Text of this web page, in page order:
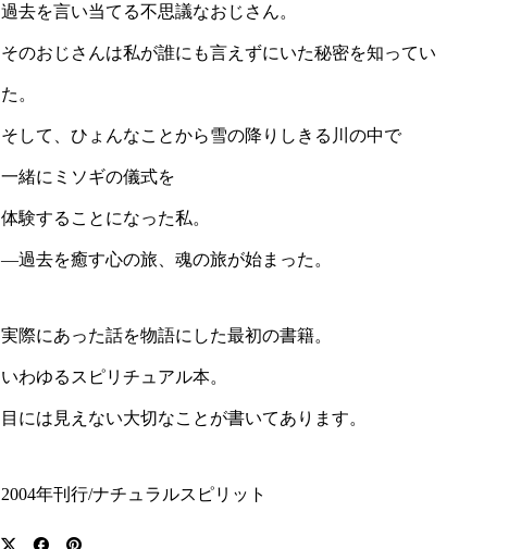
過去を言い当てる不思議なおじさん。
そのおじさんは私が誰にも言えずにいた秘密を知ってい
た。
そして、ひょんなことから雪の降りしきる川の中で
一緒にミソギの儀式を
体験することになった私。
―過去を癒す心の旅、魂の旅が始まった。
実際にあった話を物語にした最初の書籍。
いわゆるスピリチュアル本。
目には見えない大切なことが書いてあります。
2004年刊行/ナチュラルスピリット